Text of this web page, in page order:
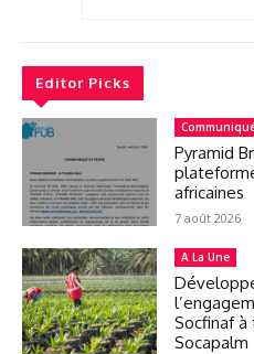
Editor Picks
Pyramid
africaines
7 août 2026
A La Une
Socfinaf à
Socapalm